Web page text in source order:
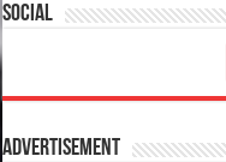
Social
Advertisement